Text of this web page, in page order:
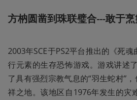
方枘圆凿到珠联璧合---敢于烹
2003年SCE于PS2平台推出的《死
行元素的生存恐怖游戏。游戏讲述
了具有强烈宗教气息的“羽生蛇村”
祥之地。该地区自1976年发生的灾